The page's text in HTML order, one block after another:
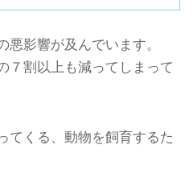
影響が及んでいます。
７割以上も減ってしまって
てくる、動物を飼育するた